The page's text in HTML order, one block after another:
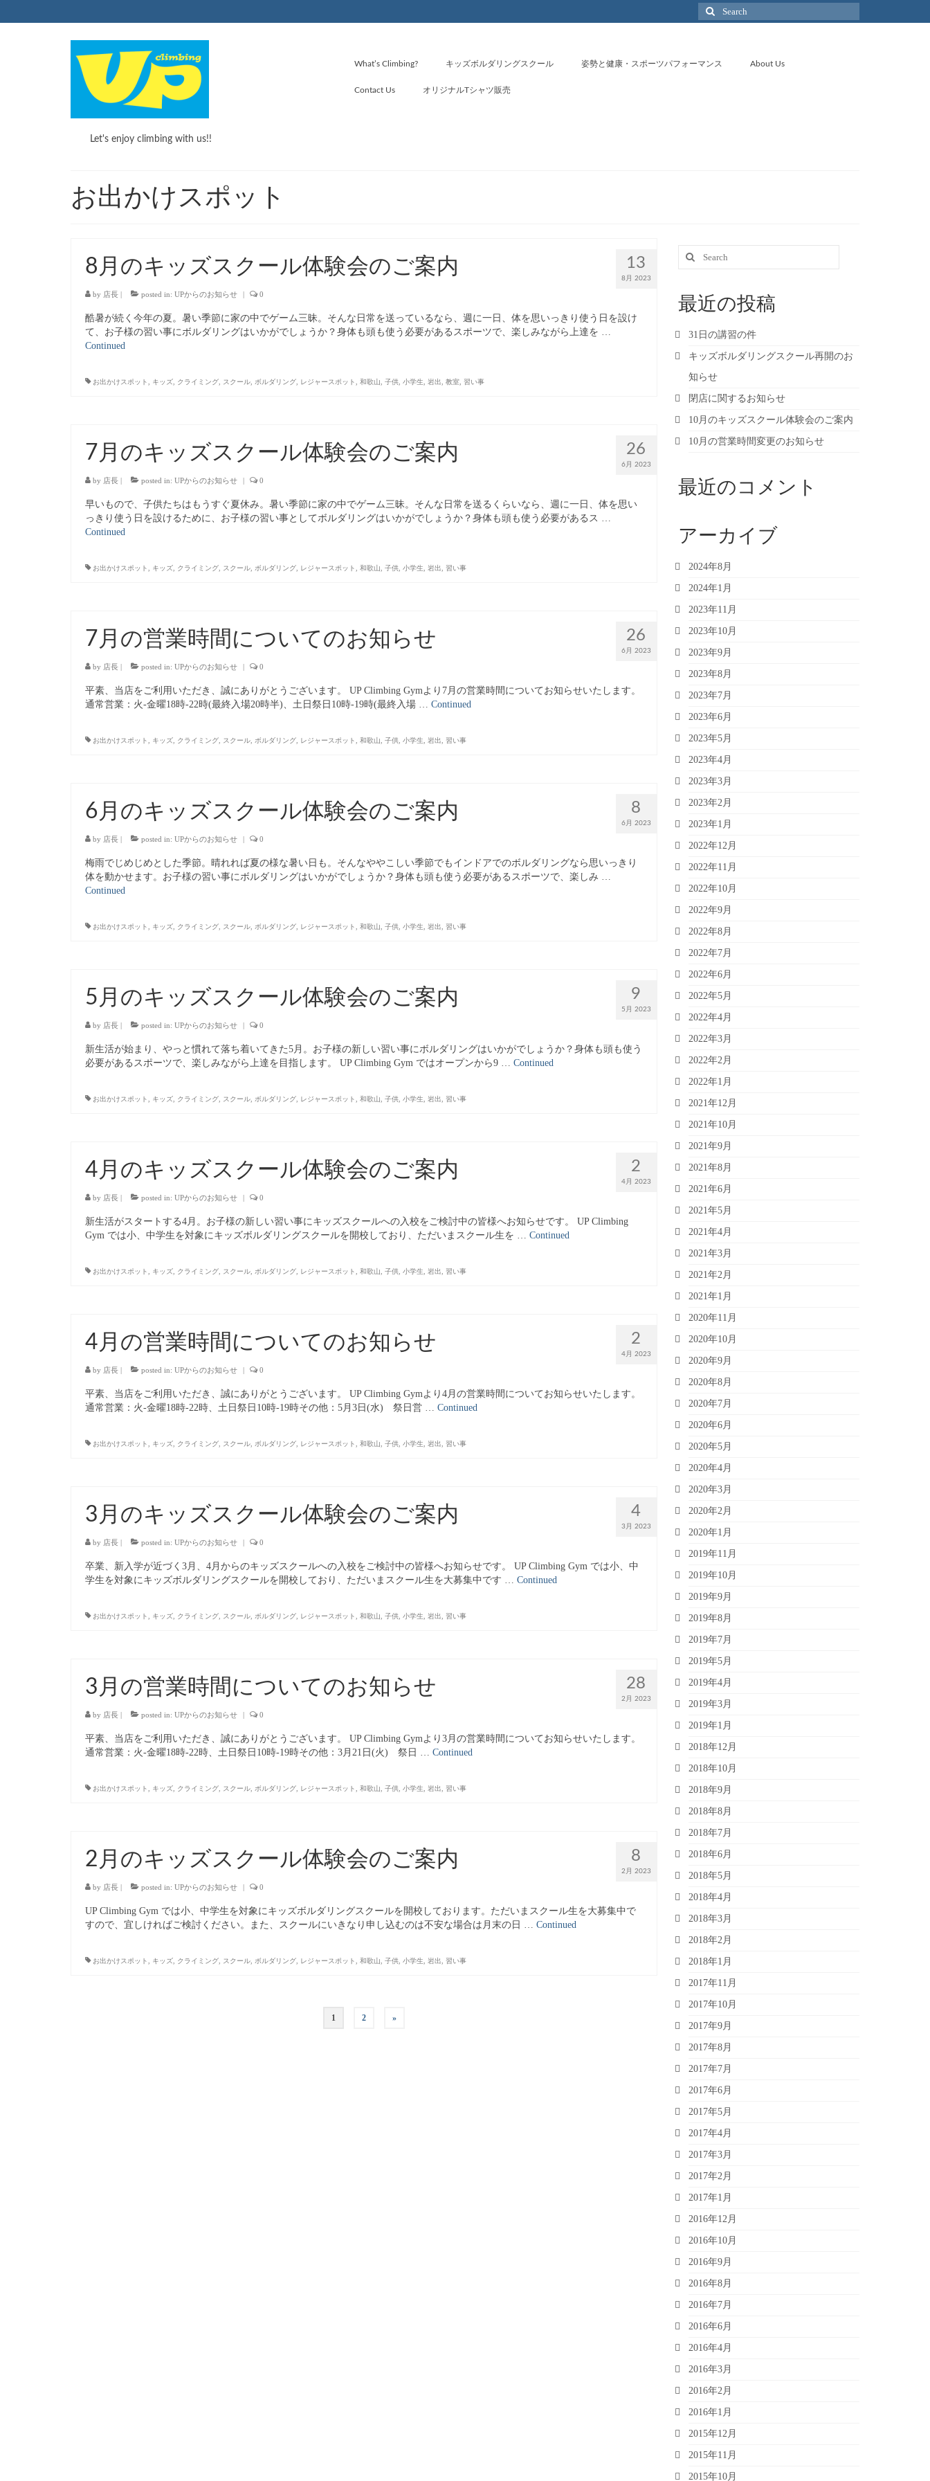
Search
for:
Let's enjoy climbing with us!!
What’s Climbing? キッズボルダリングスクール 姿勢と健康・スポーツパフォーマンス About Us
Contact Us オリジナルTシャツ販売
お出かけスポット
13
8月 2023
8月のキッズスクール体験会のご案内
by 店長 | posted in: UPからのお知らせ | 0
酷暑が続く今年の夏。暑い季節に家の中でゲーム三昧。そんな日常を送っているなら、週に一日、体を思いっきり使う日を設け
て、お子様の習い事にボルダリングはいかがでしょうか？身体も頭も使う必要があるスポーツで、楽しみながら上達を …
Continued
お出かけスポット キッズ クライミング スクール ボルダリング レジャースポット 和歌山 子供 小学生 岩出 教室 習い事
26
6月 2023
7月のキッズスクール体験会のご案内
by 店長 | posted in: UPからのお知らせ | 0
早いもので、子供たちはもうすぐ夏休み。暑い季節に家の中でゲーム三昧。そんな日常を送るくらいなら、週に一日、体を思い
っきり使う日を設けるために、お子様の習い事としてボルダリングはいかがでしょうか？身体も頭も使う必要があるス …
Continued
お出かけスポット キッズ クライミング スクール ボルダリング レジャースポット 和歌山 子供 小学生 岩出 習い事
26
6月 2023
7月の営業時間についてのお知らせ
by 店長 | posted in: UPからのお知らせ | 0
平素、当店をご利用いただき、誠にありがとうございます。 UP Climbing Gymより7月の営業時間についてお知らせいたします。
通常営業：火-金曜18時-22時(最終入場20時半)、土日祭日10時-19時(最終入場 … Continued
お出かけスポット キッズ クライミング スクール ボルダリング レジャースポット 和歌山 子供 小学生 岩出 習い事
8
6月 2023
6月のキッズスクール体験会のご案内
by 店長 | posted in: UPからのお知らせ | 0
梅雨でじめじめとした季節。晴れれば夏の様な暑い日も。そんなややこしい季節でもインドアでのボルダリングなら思いっきり
体を動かせます。お子様の習い事にボルダリングはいかがでしょうか？身体も頭も使う必要があるスポーツで、楽しみ …
Continued
お出かけスポット キッズ クライミング スクール ボルダリング レジャースポット 和歌山 子供 小学生 岩出 習い事
9
5月 2023
5月のキッズスクール体験会のご案内
by 店長 | posted in: UPからのお知らせ | 0
新生活が始まり、やっと慣れて落ち着いてきた5月。お子様の新しい習い事にボルダリングはいかがでしょうか？身体も頭も使う
必要があるスポーツで、楽しみながら上達を目指します。 UP Climbing Gym ではオープンから9 … Continued
お出かけスポット キッズ クライミング スクール ボルダリング レジャースポット 和歌山 子供 小学生 岩出 習い事
2
4月 2023
4月のキッズスクール体験会のご案内
by 店長 | posted in: UPからのお知らせ | 0
新生活がスタートする4月。お子様の新しい習い事にキッズスクールへの入校をご検討中の皆様へお知らせです。 UP Climbing
Gym では小、中学生を対象にキッズボルダリングスクールを開校しており、ただいまスクール生を … Continued
お出かけスポット キッズ クライミング スクール ボルダリング レジャースポット 和歌山 子供 小学生 岩出 習い事
2
4月 2023
4月の営業時間についてのお知らせ
by 店長 | posted in: UPからのお知らせ | 0
平素、当店をご利用いただき、誠にありがとうございます。 UP Climbing Gymより4月の営業時間についてお知らせいたします。
通常営業：火-金曜18時-22時、土日祭日10時-19時その他：5月3日(水) 祭日営 … Continued
お出かけスポット キッズ クライミング スクール ボルダリング レジャースポット 和歌山 子供 小学生 岩出 習い事
4
3月 2023
3月のキッズスクール体験会のご案内
by 店長 | posted in: UPからのお知らせ | 0
卒業、新入学が近づく3月、4月からのキッズスクールへの入校をご検討中の皆様へお知らせです。 UP Climbing Gym では小、中
学生を対象にキッズボルダリングスクールを開校しており、ただいまスクール生を大募集中です … Continued
お出かけスポット キッズ クライミング スクール ボルダリング レジャースポット 和歌山 子供 小学生 岩出 習い事
28
2月 2023
3月の営業時間についてのお知らせ
by 店長 | posted in: UPからのお知らせ | 0
平素、当店をご利用いただき、誠にありがとうございます。 UP Climbing Gymより3月の営業時間についてお知らせいたします。
通常営業：火-金曜18時-22時、土日祭日10時-19時その他：3月21日(火) 祭日 … Continued
お出かけスポット キッズ クライミング スクール ボルダリング レジャースポット 和歌山 子供 小学生 岩出 習い事
8
2月 2023
2月のキッズスクール体験会のご案内
by 店長 | posted in: UPからのお知らせ | 0
UP Climbing Gym では小、中学生を対象にキッズボルダリングスクールを開校しております。ただいまスクール生を大募集中で
すので、宜しければご検討ください。また、スクールにいきなり申し込むのは不安な場合は月末の日 … Continued
お出かけスポット キッズ クライミング スクール ボルダリング レジャースポット 和歌山 子供 小学生 岩出 習い事
1 2 »
Search
最近の投稿
31日の講習の件
キッズボルダリングスクール再開のお
知らせ
閉店に関するお知らせ
10月のキッズスクール体験会のご案内
10月の営業時間変更のお知らせ
最近のコメント
アーカイブ
2024年8月
2024年1月
2023年11月
2023年10月
2023年9月
2023年8月
2023年7月
2023年6月
2023年5月
2023年4月
2023年3月
2023年2月
2023年1月
2022年12月
2022年11月
2022年10月
2022年9月
2022年8月
2022年7月
2022年6月
2022年5月
2022年4月
2022年3月
2022年2月
2022年1月
2021年12月
2021年10月
2021年9月
2021年8月
2021年6月
2021年5月
2021年4月
2021年3月
2021年2月
2021年1月
2020年11月
2020年10月
2020年9月
2020年8月
2020年7月
2020年6月
2020年5月
2020年4月
2020年3月
2020年2月
2020年1月
2019年11月
2019年10月
2019年9月
2019年8月
2019年7月
2019年5月
2019年4月
2019年3月
2019年1月
2018年12月
2018年10月
2018年9月
2018年8月
2018年7月
2018年6月
2018年5月
2018年4月
2018年3月
2018年2月
2018年1月
2017年11月
2017年10月
2017年9月
2017年8月
2017年7月
2017年6月
2017年5月
2017年4月
2017年3月
2017年2月
2017年1月
2016年12月
2016年10月
2016年9月
2016年8月
2016年7月
2016年6月
2016年4月
2016年3月
2016年2月
2016年1月
2015年12月
2015年11月
2015年10月